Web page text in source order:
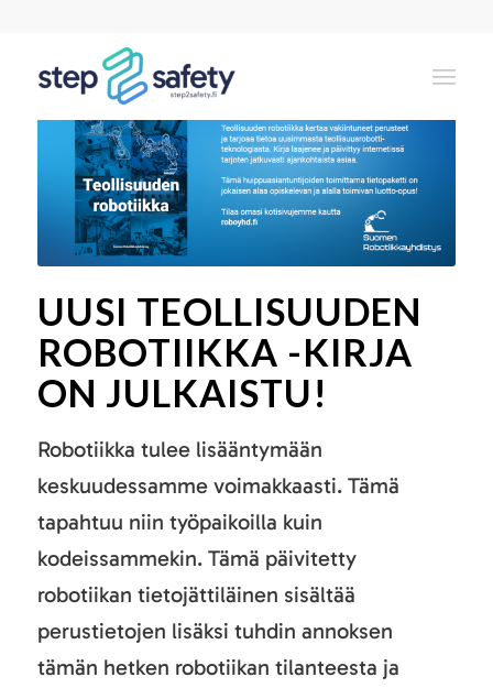
UUSI TEOLLISUUDEN
ROBOTIIKKA -KIRJA
ON JULKAISTU!
Robotiikka tulee lisääntymään
keskuudessamme voimakkaasti. Tämä
tapahtuu niin työpaikoilla kuin
kodeissammekin. Tämä päivitetty
robotiikan tietojättiläinen sisältää
perustietojen lisäksi tuhdin annoksen
tämän hetken robotiikan tilanteesta ja